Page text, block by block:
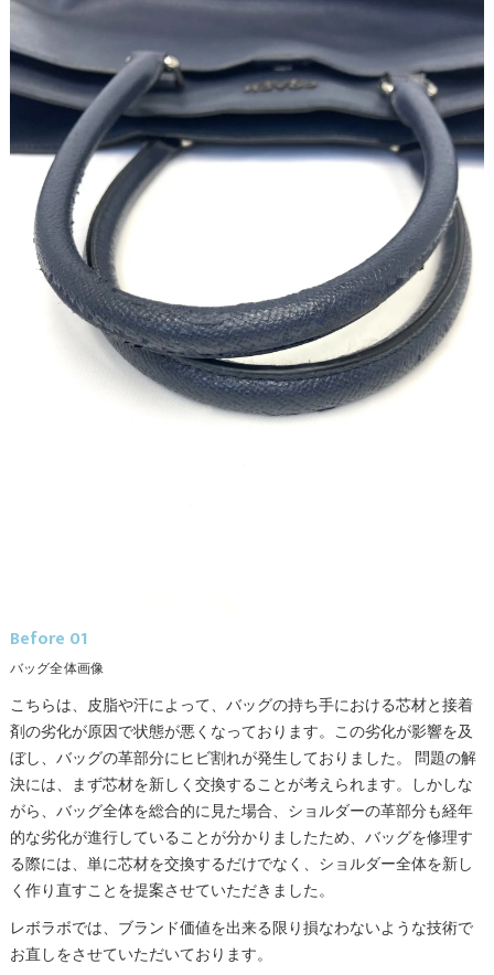
Before 01
バッグ全体画像
こちらは、皮脂や汗によって、バッグの持ち手における芯材と接着
剤の劣化が原因で状態が悪くなっております。この劣化が影響を及
ぼし、バッグの革部分にヒビ割れが発生しておりました。 問題の解
決には、まず芯材を新しく交換することが考えられます。しかしな
がら、バッグ全体を総合的に見た場合、ショルダーの革部分も経年
的な劣化が進行していることが分かりましたため、バッグを修理す
る際には、単に芯材を交換するだけでなく、ショルダー全体を新し
く作り直すことを提案させていただきました。
レボラボでは、ブランド価値を出来る限り損なわないような技術で
お直しをさせていただいております。